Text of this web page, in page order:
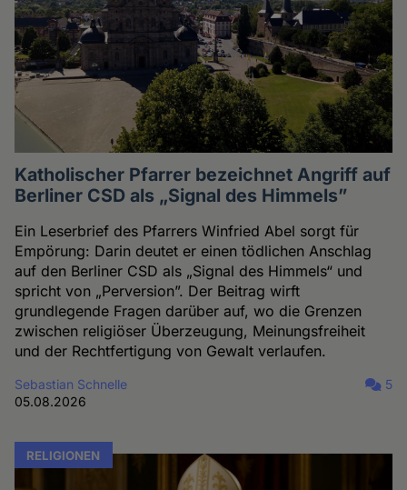
Katholischer Pfarrer bezeichnet Angriff auf
Berliner CSD als „Signal des Himmels”
Ein Leserbrief des Pfarrers Winfried Abel sorgt für
Empörung: Darin deutet er einen tödlichen Anschlag
auf den Berliner CSD als „Signal des Himmels“ und
spricht von „Perversion”. Der Beitrag wirft
grundlegende Fragen darüber auf, wo die Grenzen
zwischen religiöser Überzeugung, Meinungsfreiheit
und der Rechtfertigung von Gewalt verlaufen.
Sebastian Schnelle
05.08.2026
5
RELIGIONEN